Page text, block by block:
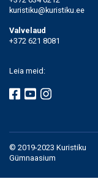
kuristiku@kuristiku.ee
Valvelaud
+372 621 8081
Leia meid:
© 2019-2023 Kuristiku
Gümnaasium